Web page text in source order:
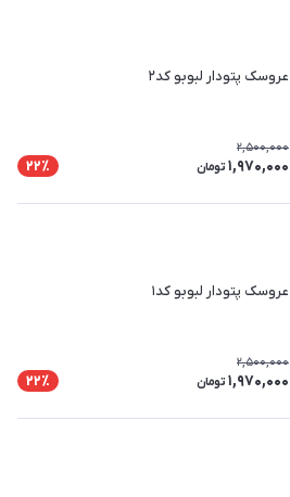
عروسک پتودار لبوبو کد۲
2,500,000
1,970,000 تومان 22٪
عروسک پتودار لبوبو کد۱
2,500,000
1,970,000 تومان 22٪